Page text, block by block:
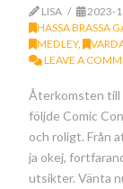
LISA
2023-
HASSA BRASSA
MEDLEY,
LEAVE A
Återkomsten till
följde Comic
och roligt. Från
ja okej,
utsikter. Vänta